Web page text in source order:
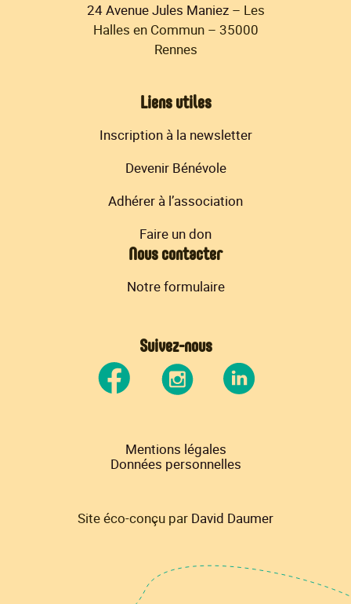
24 Avenue Jules Maniez– Les
Halles en Commun – 35000
Rennes
Liens utiles
Inscription à la newsletter
Devenir Bénévole
Adhérer à l’association
Faire un don
Nous contacter
Notre formulaire
Suivez-nous
Mentions légales
Données personnelles
Site éco-conçu par David Daumer